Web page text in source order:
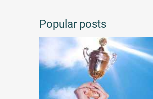
Popular posts